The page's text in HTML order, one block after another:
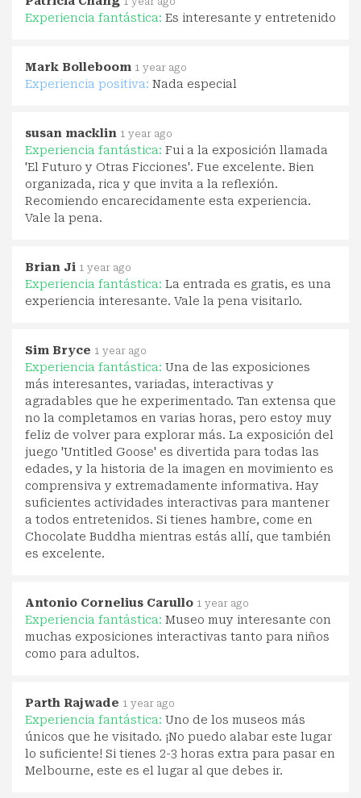
Experiencia fantástica: Es interesante y entretenido
Mark Bolleboom 1 year ago
Experiencia positiva: Nada especial
susan macklin 1 year ago
Experiencia fantástica: Fui a la exposición llamada
'El Futuro y Otras Ficciones'. Fue excelente. Bien
organizada, rica y que invita a la reflexión.
Recomiendo encarecidamente esta experiencia.
Vale la pena.
Brian Ji 1 year ago
Experiencia fantástica: La entrada es gratis, es una
experiencia interesante. Vale la pena visitarlo.
Sim Bryce 1 year ago
Experiencia fantástica: Una de las exposiciones
más interesantes, variadas, interactivas y
agradables que he experimentado. Tan extensa que
no la completamos en varias horas, pero estoy muy
feliz de volver para explorar más. La exposición del
juego 'Untitled Goose' es divertida para todas las
edades, y la historia de la imagen en movimiento es
comprensiva y extremadamente informativa. Hay
suficientes actividades interactivas para mantener
a todos entretenidos. Si tienes hambre, come en
Chocolate Buddha mientras estás allí, que también
es excelente.
Antonio Cornelius Carullo 1 year ago
Experiencia fantástica: Museo muy interesante con
muchas exposiciones interactivas tanto para niños
como para adultos.
Parth Rajwade 1 year ago
Experiencia fantástica: Uno de los museos más
únicos que he visitado. ¡No puedo alabar este lugar
lo suficiente! Si tienes 2-3 horas extra para pasar en
Melbourne, este es el lugar al que debes ir.